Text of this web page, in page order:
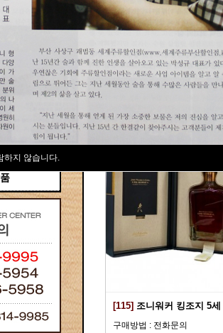
하지 않습니다.
할인점
냑
트
Total 115건1 페이지
[115] 조니워커 킹조지 5세
구매방법 : 전화문의